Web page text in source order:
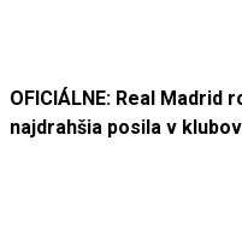
OFICIÁLNE: Real Madrid
najdrahšia posila v